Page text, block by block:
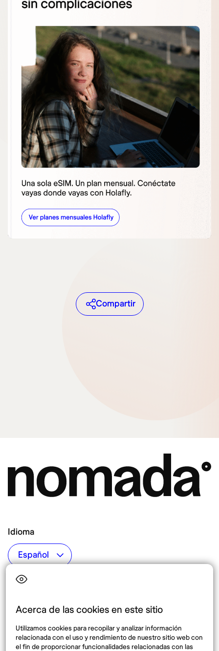
Acerca de las cookies en este sitio
Utilizamos cookies para recopilar y analizar información
relacionada con el uso y rendimiento de nuestro sitio web con
el fin de proporcionar funcionalidades relacionadas con las
Compartir
Idioma
Top destinos
México
España
Destinos